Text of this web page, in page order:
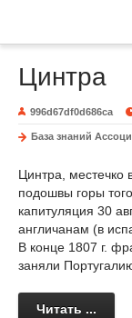
Цинтра
996d67df0d686ca
База знаний
Цинтра, местечко
подошвы горы
капитуляция 30
англичанам (в
В конце 1807 г.
заняли
Читать ...